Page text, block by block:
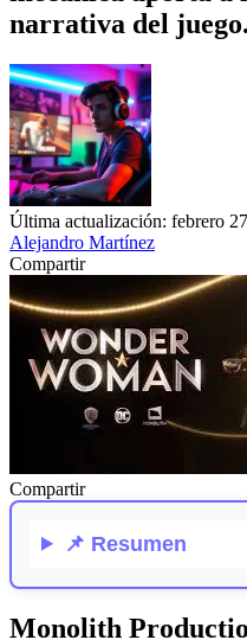
narrativa del juego.
Última actualización: febrero
Alejandro Martínez
Compartir
Compartir
📌 Resumen
Monolith